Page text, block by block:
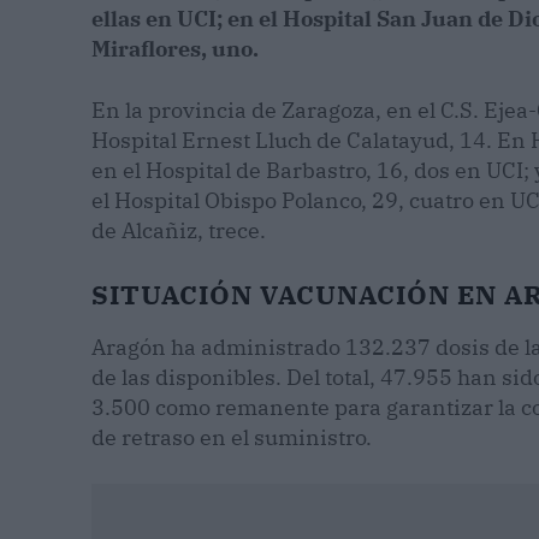
ellas en UCI; en el Hospital San Juan de
Miraflores, uno.
En la provincia de Zaragoza, en el C.S.
Hospital Ernest Lluch de Calatayud, 14. En
en el Hospital de Barbastro, 16, dos en
el Hospital Obispo Polanco, 29, cuatro en
de Alcañiz, trece.
SITUACIÓN VACUNACIÓN EN
Aragón ha administrado 132.237 dosis de
de las disponibles. Del total, 47.955 han
3.500 como remanente para garantizar la
de retraso en el suministro.